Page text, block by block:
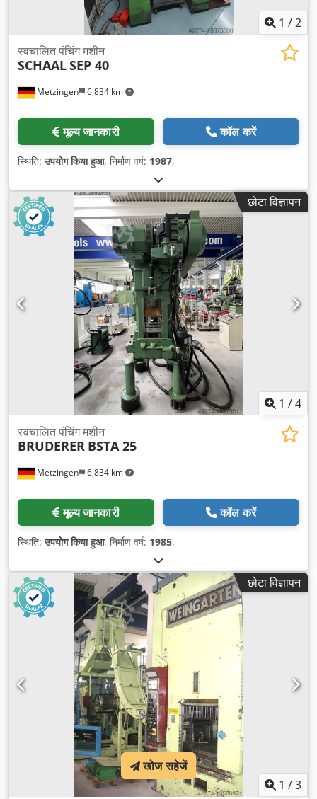
1 /2
Metzingen 6,834 km
स्वचालित पंचिंग मशीन
SCHAALSEP 40
मूल्य जानकारी कॉल करें
स्थिति:उपयोग किया हुआ, निर्माण वर्ष: 1987,
छोटा विज्ञापन
1 /4
Metzingen 6,834 km
स्वचालित पंचिंग मशीन
BRUDERER BSTA 25
मूल्य जानकारी कॉल करें
स्थिति:उपयोग किया हुआ, निर्माण वर्ष: 1985,
छोटा विज्ञापन
1 /3
खोज सहेजें